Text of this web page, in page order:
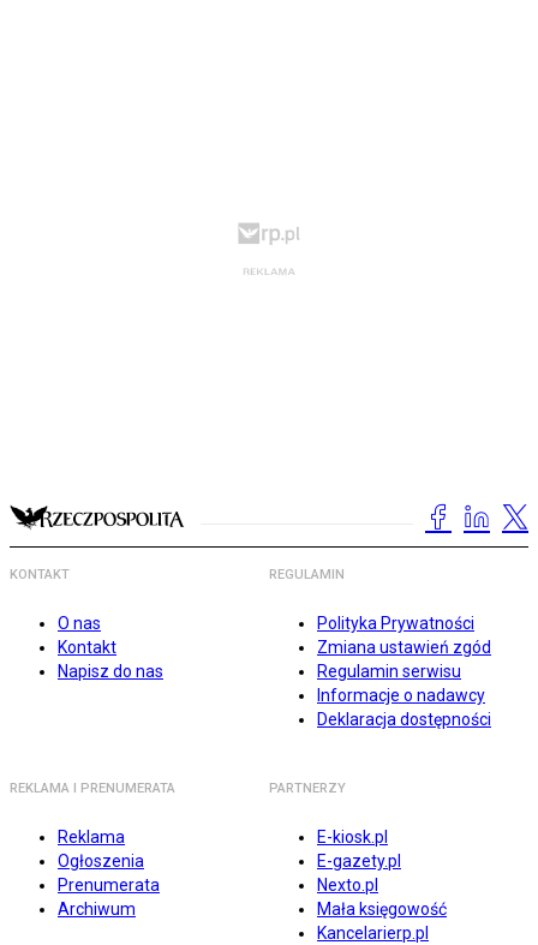
KONTAKT
O nas
Kontakt
Napisz do nas
REGULAMIN
Polityka Prywatności
Zmiana ustawień zgód
Regulamin serwisu
Informacje o nadawcy
Deklaracja dostępności
REKLAMA I PRENUMERATA
Reklama
Ogłoszenia
Prenumerata
Archiwum
PARTNERZY
E-kiosk.pl
E-gazety.pl
Nexto.pl
Mała księgowość
Kancelarierp.pl